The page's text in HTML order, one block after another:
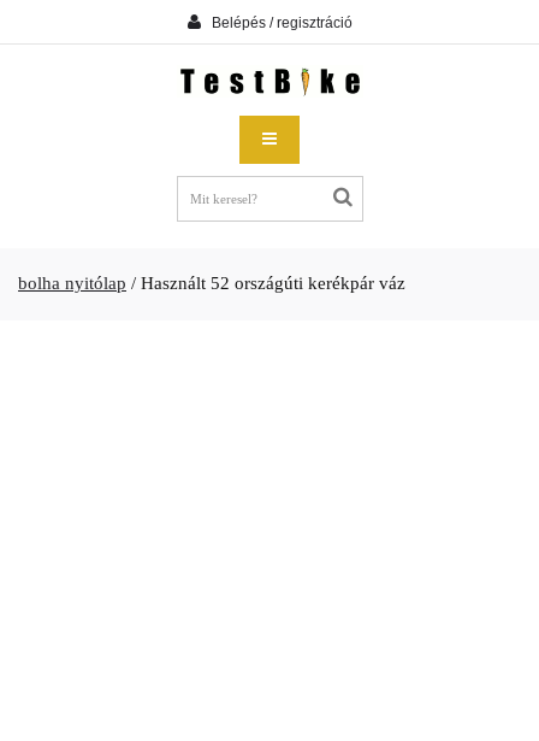
Belépés / regisztráció
bolha nyitólap / Használt 52 országúti kerékpár váz